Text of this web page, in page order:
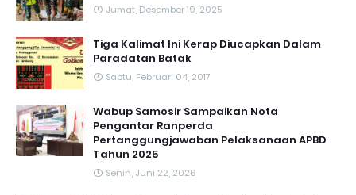
Jumat, Desember 19, 2025
Tiga Kalimat Ini Kerap Diucapkan Dalam
Paradatan Batak
Sabtu, Februari 04, 2017
Wabup Samosir Sampaikan Nota
Pengantar Ranperda
Pertanggungjawaban Pelaksanaan APBD
Tahun 2025
Senin, Juni 22, 2026